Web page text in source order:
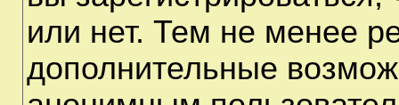
или нет. Тем не менее
дополнительные